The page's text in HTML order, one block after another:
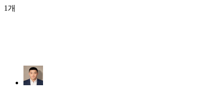
1개